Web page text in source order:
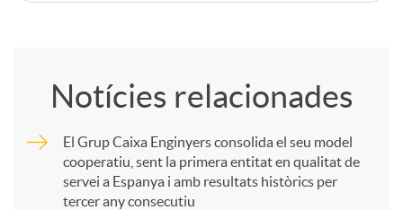
Notícies relacionades
El Grup Caixa Enginyers consolida el seu model
cooperatiu, sent la primera entitat en qualitat de
servei a Espanya i amb resultats històrics per
tercer any consecutiu